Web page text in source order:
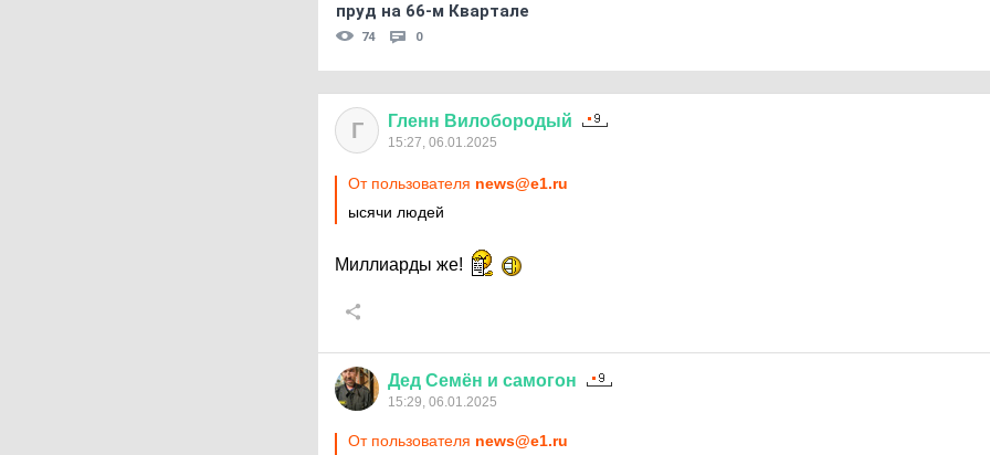
пруд на 66-м Квартале
74 0
Г Гленн Вилобородый
15:27, 06.01.2025
От пользователя news@e1.ru
ысячи людей
Миллиарды же!
Дед Семён и самогон
15:29, 06.01.2025
От пользователя news@e1.ru